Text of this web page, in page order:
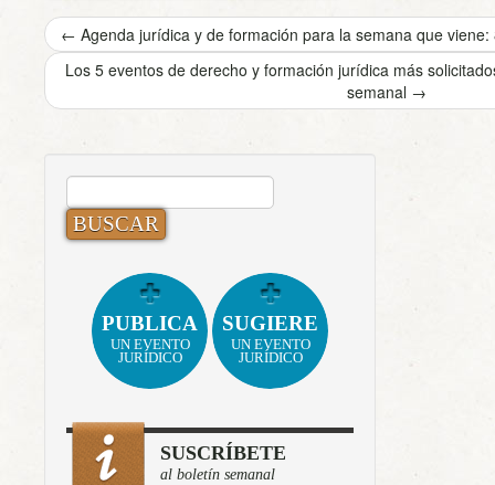
← Agenda jurídica y de formación para la semana que
Los 5 eventos de derecho y formación jurídica más
semanal →
BUSCAR:
PUBLICA
UN EVENTO
JURÍDICO
SUGIERE
UN EVENTO
JURÍDICO
SUSCRÍBETE
al boletín semanal